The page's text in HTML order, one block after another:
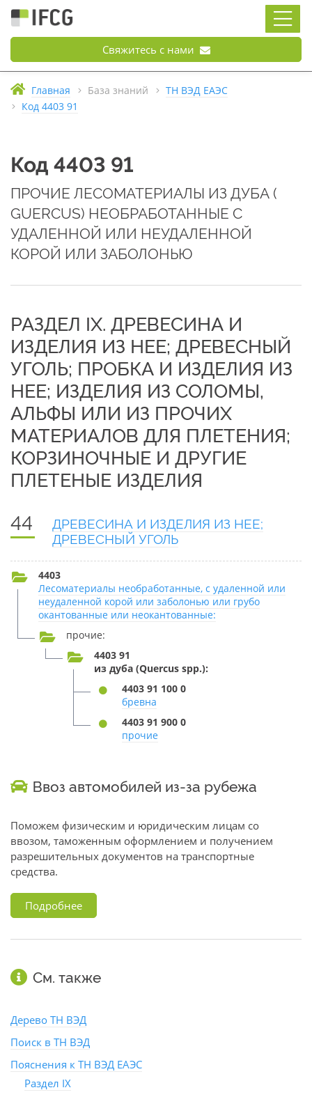
Свяжитесь с нами
Главная База знаний
ТН ВЭД ЕАЭС
Код 4403 91
Код 4403 91
ПРОЧИЕ ЛЕСОМАТЕРИАЛЫ ИЗ ДУБА (
GUERCUS) НЕОБРАБОТАННЫЕ С
УДАЛЕННОЙ ИЛИ НЕУДАЛЕННОЙ
КОРОЙ ИЛИ ЗАБОЛОНЬЮ
РАЗДЕЛ IX. ДРЕВЕСИНА И
ИЗДЕЛИЯ ИЗ НЕЕ; ДРЕВЕСНЫЙ
УГОЛЬ; ПРОБКА И ИЗДЕЛИЯ ИЗ
НЕЕ; ИЗДЕЛИЯ ИЗ СОЛОМЫ,
АЛЬФЫ ИЛИ ИЗ ПРОЧИХ
МАТЕРИАЛОВ ДЛЯ ПЛЕТЕНИЯ;
КОРЗИНОЧНЫЕ И ДРУГИЕ
ПЛЕТЕНЫЕ ИЗДЕЛИЯ
44
ДРЕВЕСИНА И ИЗДЕЛИЯ ИЗ НЕЕ;
ДРЕВЕСНЫЙ УГОЛЬ
4403
Лесоматериалы необработанные, с удаленной или
неудаленной корой или заболонью или грубо
окантованные или неокантованные:
прочие:
4403 91
из дуба (Quercus spp.):
4403 91 100 0
бревна
4403 91 900 0
прочие
Ввоз автомобилей из-за рубежа
Поможем физическим и юридическим лицам со
ввозом, таможенным оформлением и получением
разрешительных документов на транспортные
средства.
Подробнее
См. также
Дерево ТН ВЭД
Поиск в ТН ВЭД
Пояснения к ТН ВЭД ЕАЭС
Раздел IX